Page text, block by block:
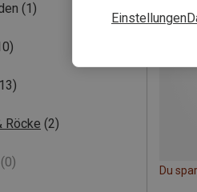
(1)
Röcke (2)
(0)
Du
Einstellungen